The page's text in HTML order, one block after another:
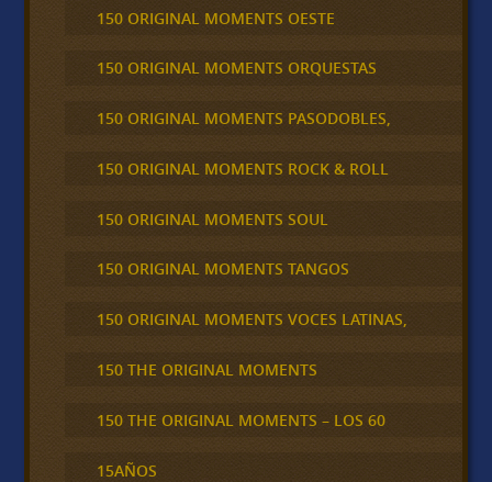
150 ORIGINAL MOMENTS OESTE
150 ORIGINAL MOMENTS ORQUESTAS
150 ORIGINAL MOMENTS PASODOBLES,
150 ORIGINAL MOMENTS ROCK & ROLL
150 ORIGINAL MOMENTS SOUL
150 ORIGINAL MOMENTS TANGOS
150 ORIGINAL MOMENTS VOCES LATINAS,
150 THE ORIGINAL MOMENTS
150 THE ORIGINAL MOMENTS – LOS 60
15AÑOS